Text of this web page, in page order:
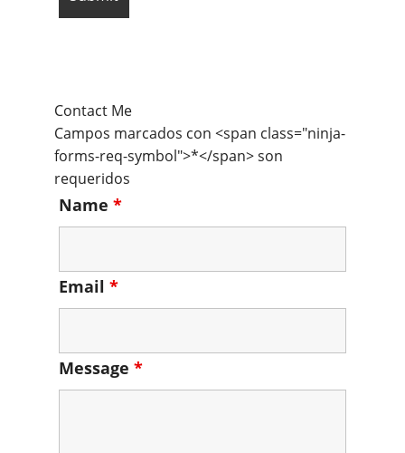
Contact Me
Campos marcados con <span class="ninja-
forms-req-symbol">*</span> son
requeridos
Name *
Email *
Message *